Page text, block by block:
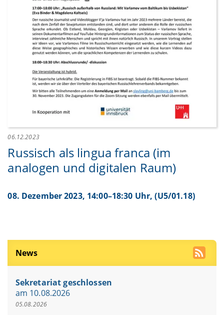
06.12.2023
Russisch als lingua franca (im
analogen und digitalen Raum)
08. Dezember 2023, 14:00–18:30 Uhr, (U5/01.18)
News
Sekretariat geschlossen
am 10.08.2026
05.08.2026